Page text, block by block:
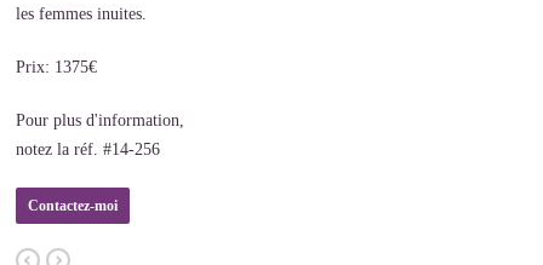
les femmes inuites.
Prix: 1375€
Pour plus d'information,
notez la réf. #14-256
Contactez-moi